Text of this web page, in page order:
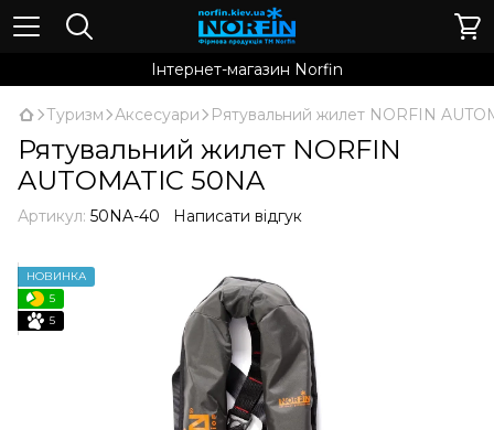
Інтернет-магазин Norfin
Туризм Аксесуари Рятувальний жилет NORFIN
Рятувальний жилет NORFIN
AUTOMATIC 50NA
Артикул: 50NA-40 Написати відгук
НОВИНКА
5
5